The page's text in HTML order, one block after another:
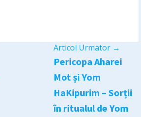
Articol Urmator →
Pericopa Aharei
Mot și Yom
HaKipurim – Sorții
în ritualul de Yom